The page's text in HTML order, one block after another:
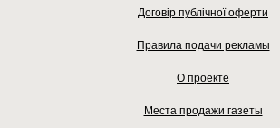
Договір публічної оферти
Правила подачи рекламы
О проекте
Места продажи газеты